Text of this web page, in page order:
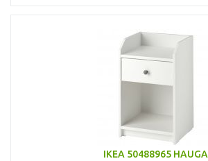
IKEA 50488965 HAUGA